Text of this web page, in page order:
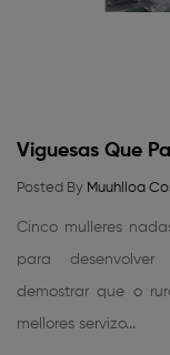
Viguesas Que
Posted By Muuhlloa
Cinco mulleres
para desenvolver
demostrar que o
mellores servizo...